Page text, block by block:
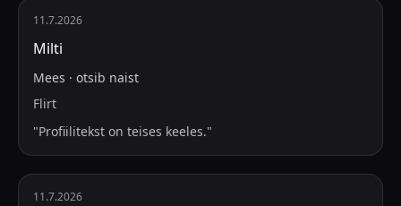
11.7.2026
Milti
Mees · otsib naist
Flirt
"Profiilitekst on teises keeles."
11.7.2026